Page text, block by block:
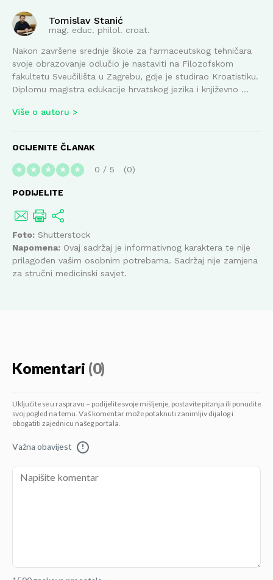
Tomislav Stanić
mag. educ. philol. croat.
Nakon završene srednje škole za farmaceutskog tehničara
svoje obrazovanje odlučio je nastaviti na Filozofskom
fakultetu Sveučilišta u Zagrebu, gdje je studirao Kroatistiku.
Diplomu magistra edukacije hrvatskog jezika i književno ...
Više o autoru
OCIJENITE ČLANAK
★ ★ ★ ★ ★ 0 / 5 0
PODIJELITE
Foto: Shutterstock
Napomena: Ovaj sadržaj je informativnog karaktera te nije
prilagođen vašim osobnim potrebama. Sadržaj nije zamjena
za stručni medicinski savjet.
Komentari (0)
Uključite se u raspravu – podijelite svoje mišljenje, postavite pitanja ili ponudite
svoj pogled na temu. Vaš komentar može potaknuti zanimljiv dijalog i
obogatiti zajednicu našeg portala.
Važna obavijest !